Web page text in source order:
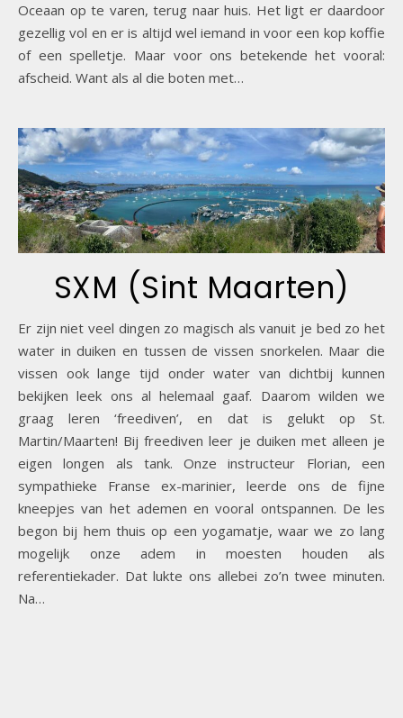
Oceaan op te varen, terug naar huis. Het ligt er daardoor
gezellig vol en er is altijd wel iemand in voor een kop koffie
of een spelletje. Maar voor ons betekende het vooral:
afscheid. Want als al die boten met…
SXM (Sint Maarten)
Er zijn niet veel dingen zo magisch als vanuit je bed zo het
water in duiken en tussen de vissen snorkelen. Maar die
vissen ook lange tijd onder water van dichtbij kunnen
bekijken leek ons al helemaal gaaf. Daarom wilden we
graag leren ‘freediven’, en dat is gelukt op St.
Martin/Maarten! Bij freediven leer je duiken met alleen je
eigen longen als tank. Onze instructeur Florian, een
sympathieke Franse ex-marinier, leerde ons de fijne
kneepjes van het ademen en vooral ontspannen. De les
begon bij hem thuis op een yogamatje, waar we zo lang
mogelijk onze adem in moesten houden als
referentiekader. Dat lukte ons allebei zo’n twee minuten.
Na…